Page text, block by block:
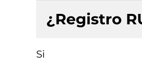
¿Registro
Si